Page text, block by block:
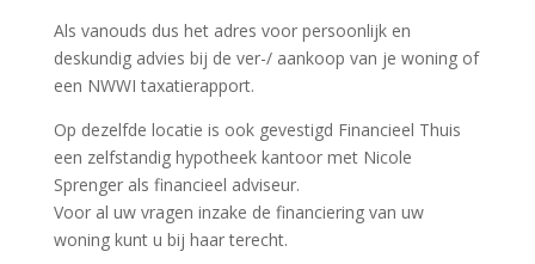
Als vanouds dus het adres voor persoonlijk en
deskundig advies bij de ver-/ aankoop van je woning of
een NWWI taxatierapport.
Op dezelfde locatie is ook gevestigd Financieel Thuis
een zelfstandig hypotheek kantoor met Nicole
Sprenger als financieel adviseur.
Voor al uw vragen inzake de financiering van uw
woning kunt u bij haar terecht.